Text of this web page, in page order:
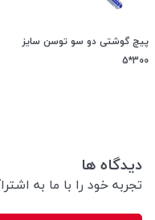
پیچ گوشتی دو سو توسن سایز
300*5
دیدگاه ها
تجربه خود را با ما به